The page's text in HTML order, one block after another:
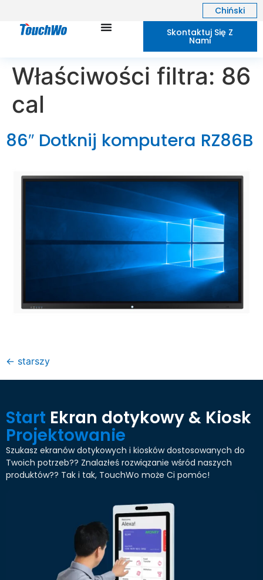
Chiński
Skontaktuj Się Z
Nami
Właściwości filtra: 86
cal
86″ Dotknij komputera RZ86B
← starszy
Start Ekran dotykowy & Kiosk
Projektowanie
Szukasz ekranów dotykowych i kiosków dostosowanych do
Twoich potrzeb?? Znalazłeś rozwiązanie wśród naszych
produktów?? Tak i tak, TouchWo może Ci pomóc!